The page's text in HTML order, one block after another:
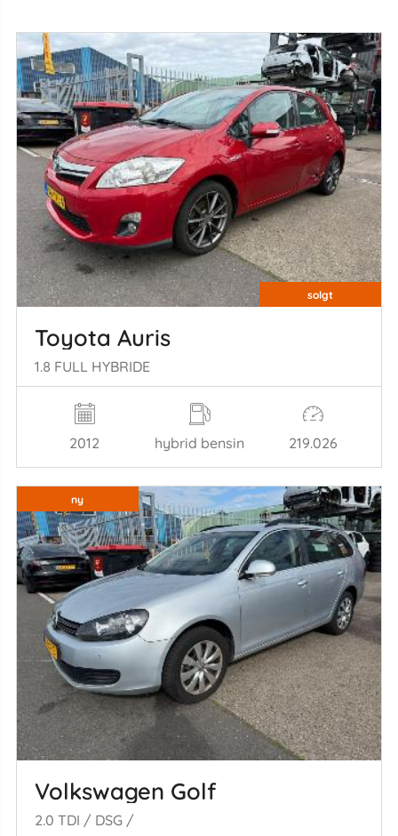
solgt
Toyota Auris
1.8 FULL HYBRIDE
2012 hybrid bensin 219.026
ny
Volkswagen Golf
2.0 TDI / DSG /